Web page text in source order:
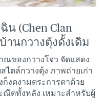
(Chen Clan
านกวางตุ้งดั้งเดิม
ของกวางโจว จัดแสดง
ตล์กวางตุ้ง ภาพถ่ายเก่า
งดงามตระการตาด้วย
ตทั้งหลัง เหมาะสำหรับผู้